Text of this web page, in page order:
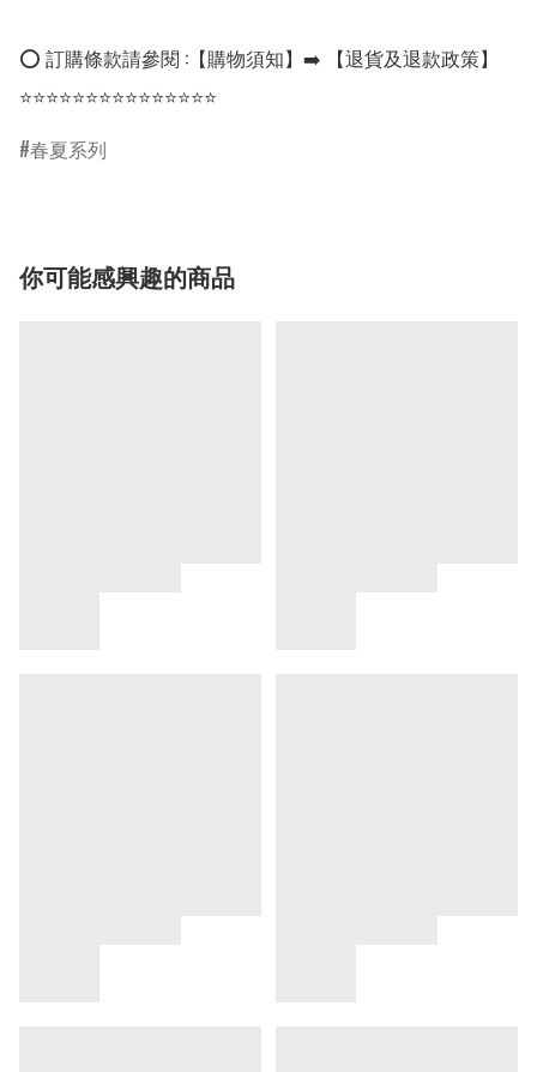
⭕ 訂購條款請參閱 :【購物須知】➡️ 【退貨及退款政策】
⭐⭐⭐⭐⭐⭐⭐⭐⭐⭐⭐⭐⭐⭐⭐
春夏系列
你可能感興趣的商品